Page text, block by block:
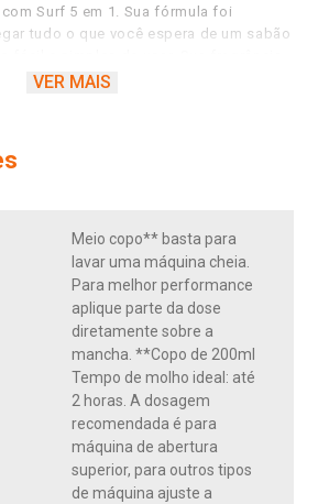
Surf 5 em 1. Sua fórmula foi
tudo o que você espera de um sabão
dura o dia todo. Surf 5 em 1 líquido
as demais fragrâncias incríveis
Lavanda (embalagem pet
Surf 5 em 1 é
e coloridas. O lava roupas Surf 5 em
a maioria dos tecidos***. * Multiuso se
de variados tipos de roupas e
roupas, em geral, não são
couro e algodão cru. Surf 5 em 1 líquido
por menos. Surf 5 em 1 cuidado do
multiuso* profunda. Surf 5 em 1 te
intensa e duradoura Surf 5 em 1 te dá
5 em 1 cuidado do coco cuida da
do coco é dermatologicamente
ao uso para lavagem de variados
VER MAIS
Meio copo** basta para
lavar uma máquina cheia.
Para melhor performance
aplique parte da dose
diretamente sobre a
mancha. **Copo de 200ml
Tempo de molho ideal: até
2 horas. A dosagem
recomendada é para
máquina de abertura
superior, para outros tipos
de máquina ajuste a